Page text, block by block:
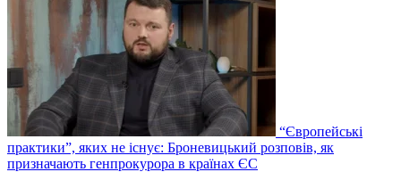
“Європейські
практики”, яких не існує: Броневицький розповів, як
призначають генпрокурора в країнах ЄС